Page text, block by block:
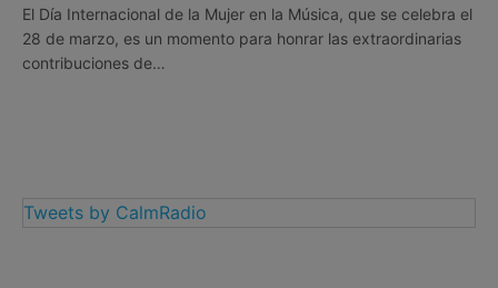
El Día Internacional de la Mujer en la Música, que se celebra el
28 de marzo, es un momento para honrar las extraordinarias
contribuciones de…
Tweets by CalmRadio